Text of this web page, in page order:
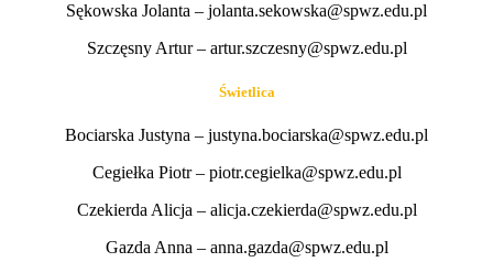
Sękowska Jolanta – jolanta.sekowska@spwz.edu.pl
Szczęsny Artur – artur.szczesny@spwz.edu.pl
Świetlica
Bociarska Justyna – justyna.bociarska@spwz.edu.pl
Cegiełka Piotr – piotr.cegielka@spwz.edu.pl
Czekierda Alicja – alicja.czekierda@spwz.edu.pl
Gazda Anna – anna.gazda@spwz.edu.pl